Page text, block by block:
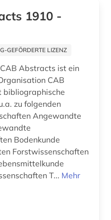
audiovisuelle medien (1)
(4)
1910 -
GEFÖRDERTE LIZENZ
Abstracts ist ein
CAB
bibliographische
zu folgenden
Bodenkunde
Forstwissenschaften
T... Mehr